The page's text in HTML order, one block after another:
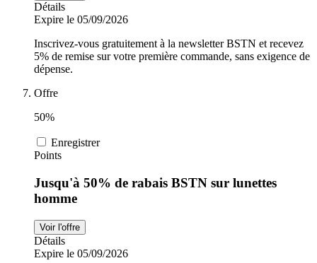
Détails
Expire le 05/09/2026
Inscrivez-vous gratuitement à la newsletter BSTN et recevez
5% de remise sur votre première commande, sans exigence de
dépense.
Offre
50%
Enregistrer
Points
Jusqu'à 50% de rabais BSTN sur lunettes
homme
Voir l'offre
Détails
Expire le 05/09/2026